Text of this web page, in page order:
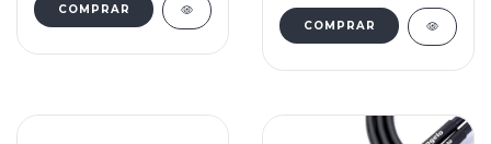
COMPRAR
COMPRAR